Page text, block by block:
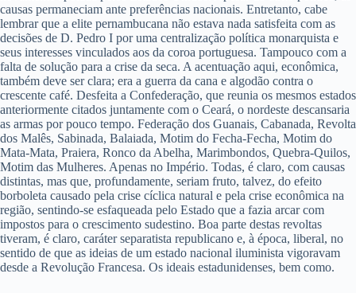
causas permaneciam ante preferências nacionais. Entretanto, cabe
lembrar que a elite pernambucana não estava nada satisfeita com as
decisões de D. Pedro I por uma centralização política monarquista e
seus interesses vinculados aos da coroa portuguesa. Tampouco com a
falta de solução para a crise da seca. A acentuação aqui, econômica,
também deve ser clara; era a guerra da cana e algodão contra o
crescente café. Desfeita a Confederação, que reunia os mesmos estados
anteriormente citados juntamente com o Ceará, o nordeste descansaria
as armas por pouco tempo. Federação dos Guanais, Cabanada, Revolta
dos Malês, Sabinada, Balaiada, Motim do Fecha-Fecha, Motim do
Mata-Mata, Praiera, Ronco da Abelha, Marimbondos, Quebra-Quilos,
Motim das Mulheres. Apenas no Império. Todas, é claro, com causas
distintas, mas que, profundamente, seriam fruto, talvez, do efeito
borboleta causado pela crise cíclica natural e pela crise econômica na
região, sentindo-se esfaqueada pelo Estado que a fazia arcar com
impostos para o crescimento sudestino. Boa parte destas revoltas
tiveram, é claro, caráter separatista republicano e, à época, liberal, no
sentido de que as ideias de um estado nacional iluminista vigoravam
desde a Revolução Francesa. Os ideais estadunidenses, bem como.